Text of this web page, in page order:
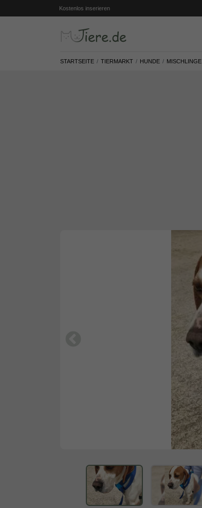
Kostenlos inserieren
STARTSEITE TIERMARKT HUNDE MISCHLINGE